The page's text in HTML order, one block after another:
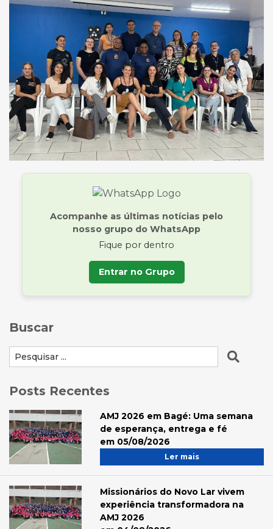
Acompanhe as últimas notícias pelo
nosso grupo do WhatsApp
Fique por dentro
Entrar no Grupo
Buscar
Posts Recentes
AMJ 2026 em Bagé: Uma semana
de esperança, entrega e fé
em 05/08/2026
Ler mais
Missionários do Novo Lar vivem
experiência transformadora na
AMJ 2026